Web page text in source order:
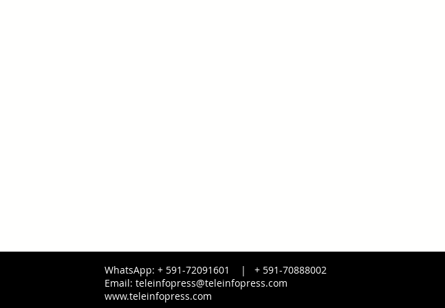
WhatsApp: + 591-72091601 | + 591-70888002
Email: teleinfopress@teleinfopress.com
www.teleinfopress.com